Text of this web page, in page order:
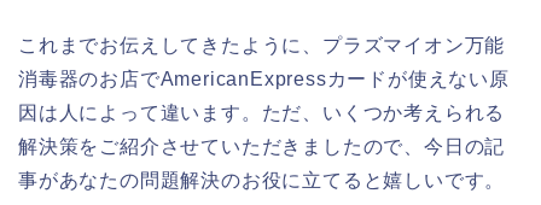
これまでお伝えしてきたように、プラズマイオン万能
消毒器のお店でAmericanExpressカードが使えない原
因は人によって違います。ただ、いくつか考えられる
解決策をご紹介させていただきましたので、今日の記
事があなたの問題解決のお役に立てると嬉しいです。